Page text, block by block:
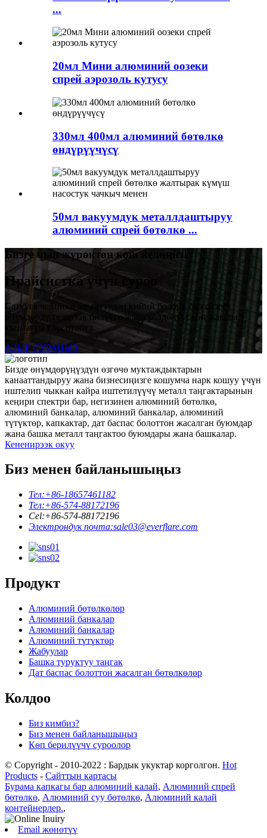
...
20мл Мини алюминий оозеки
спрей аэрозоль кутусу
330мл 400мл алюминий бөтөлкө
өндүрүүчүсү
50мл вакуумдук металлдаштыруу
алюминий спрей бөтөлкө ...
Бизге чын жүрөктөн кош келиңиз!
Прайсистка үчүн суроо
Сатууга чейинки же сатуудан кийин болобу, биз сизге
өнүмдөрдү тезирээк билүүгө жана колдонууга эң жакшы
кызматты көрсөтөбүз.
АЗЫР СУРАҢЫЗ
Бизде өнүмдөрүңүздүн өзгөчө муктаждыктарын
канааттандыруу жана бизнесиңизге кошумча нарк кошуу үчүн
иштелип чыккан кайра иштетилүүчү металл таңгактарынын
кеңири спектри бар, негизинен алюминий бөтөлкө,
алюминий банкалар, алюминий банкалар, алюминий
түтүктөр, капкактар, дат баспас болоттон жасалган буюмдар
жана башка металл таңгактоо буюмдары жана башкалар.
Кененирээк окуу
Биз менен байланышыңыз
Тел:+86-18657461182
Тел:+86-574-88172196
Cel:+86-574-88172196
Электрондук почта:sale03@everflare.com
Продукт
Алюминий бөтөлкөлөр
Алюминий банкалар
Алюминий банкалар
Алюминий түтүктөр
Жабуулар
Башка туруктуу таңгак
Дат баспас болоттон жасалган бөтөлкөлөр
Колдоо
Биз кимбиз?
Биз менен байланышыңыз
Көп берилүүчү суроолор
© Copyright - 2010-2022 : Бардык укуктар корголгон. Hot
Products - Сайттын картасы
Бурама капкагы бар алюминий калай, Алюминий спрей
бөтөлкө, Алюминий суу бөтөлкө, Алюминий калай
контейнерлер.,
Email жөнөтүү